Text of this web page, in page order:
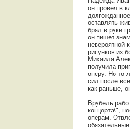
он провел в
оставлять
брал в руки
он пишет
невероятной
рисунков из
Михаила
получила
оперу. Но то
сил после
как раньше,
Врубель
концерта\",
операм.